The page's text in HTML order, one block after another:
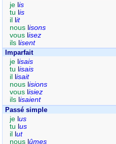
je lis
tu lis
il lit
nous lisons
vous lisez
ils lisent
Imparfait
je isais
tu isais
il
isait
nous isions
vous isiez
ils isaient
Passé simple
je lus
tu lus
il lut
nous lûmes